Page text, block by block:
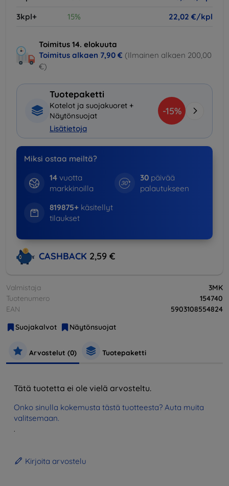
3kpl+
15% 22,02 €/kpl
Toimitus 14. elokuuta
Toimitus alkaen 7,90 € (Ilmainen alkaen 200,00
€)
Tuotepaketti
Kotelot ja suojakuoret +
Näytönsuojat
Lisätietoja
-15%
Miksi ostaa meiltä?
14vuotta
markkinoilla
30 päivää
palautukseen
819875+käsitellyt
tilaukset
CASHBACK 2,59 €
Valmistaja
3MK
Tuotenumero
154740
EAN
5903108554824
Suojakalvot
Näytönsuojat
Arvostelut (0) Tuotepaketti
Tätä tuotetta ei ole vielä arvosteltu.
Onko sinulla kokemusta tästä tuotteesta? Auta muita
valitsemaan.
.
Kirjoita arvostelu